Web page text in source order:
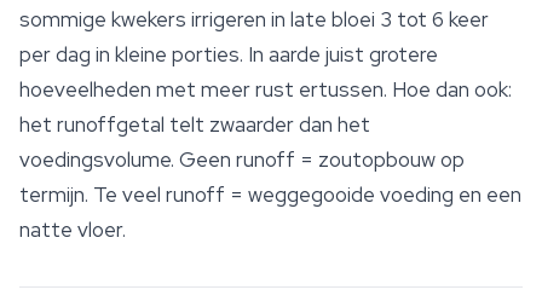
sommige kwekers irrigeren in late bloei 3 tot 6 keer
per dag in kleine porties. In aarde juist grotere
hoeveelheden met meer rust ertussen. Hoe dan ook:
het runoffgetal telt zwaarder dan het
voedingsvolume. Geen runoff = zoutopbouw op
termijn. Te veel runoff = weggegooide voeding en een
natte vloer.